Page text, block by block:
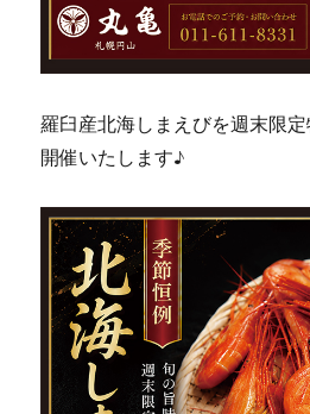
羅臼産北海しまえびを週末限
開催いたします♪